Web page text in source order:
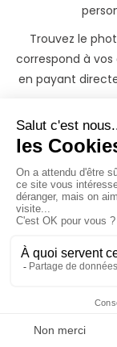
Trouvez le
correspond à
en payant
Trouver un
Votre
La réservation
Hagondange(57)
fonction du